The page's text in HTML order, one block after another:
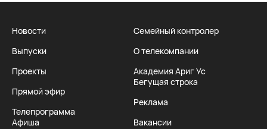
Новости
Выпуски
Проекты
Прямой эфир
Телепрограмма
Афиша
Семейный контролер
О телекомпании
Академия Ариг Ус
Бегущая строка
Реклама
Вакансии